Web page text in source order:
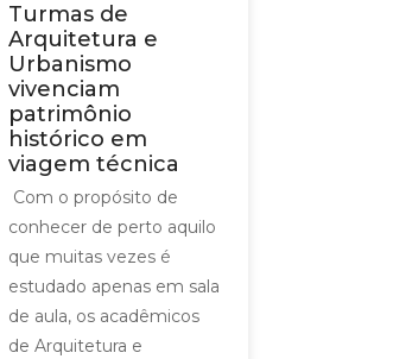
Turmas de
Arquitetura e
Urbanismo
vivenciam
patrimônio
histórico em
viagem técnica
Com o propósito de
conhecer de perto aquilo
que muitas vezes é
estudado apenas em sala
de aula, os acadêmicos
de Arquitetura e